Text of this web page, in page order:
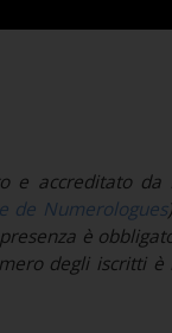
e accreditato
de Numerologues
è
degli iscritti è